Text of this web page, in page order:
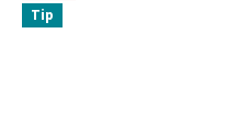
Tip